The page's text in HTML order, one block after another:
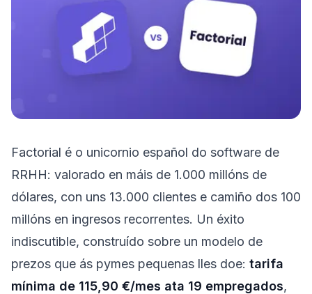
Factorial é o unicornio español do software de
RRHH: valorado en máis de 1.000 millóns de
dólares, con uns 13.000 clientes e camiño dos 100
millóns en ingresos recorrentes. Un éxito
indiscutible, construído sobre un modelo de
prezos que ás pymes pequenas lles doe: tarifa
mínima de 115,90 €/mes ata 19 empregados,